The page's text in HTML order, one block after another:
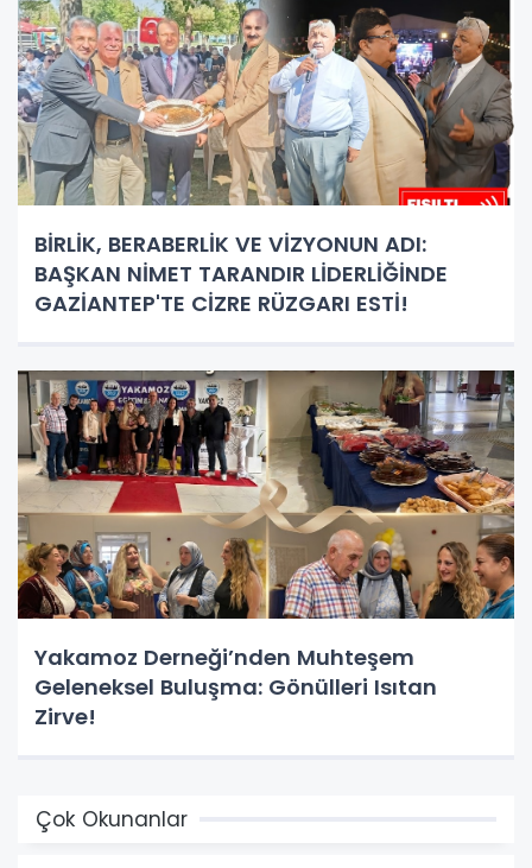
BİRLİK, BERABERLİK VE VİZYONUN ADI:
BAŞKAN NİMET TARANDIR LİDERLİĞİNDE
GAZİANTEP'TE CİZRE RÜZGARI ESTİ!
Yakamoz Derneği’nden Muhteşem
Geleneksel Buluşma: Gönülleri Isıtan
Zirve!
Çok Okunanlar